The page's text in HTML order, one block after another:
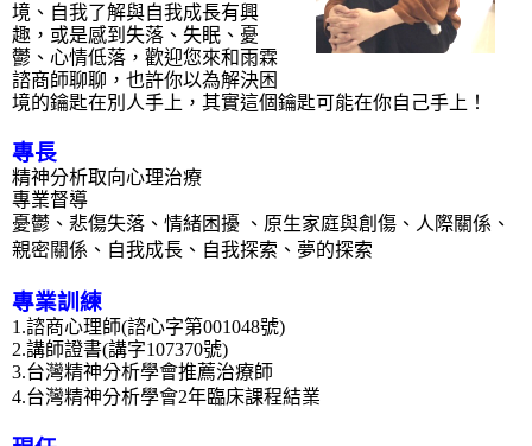
境、自我了解與自我成長有興
趣，或是感到失落、失眠、憂
鬱、心情低落，歡迎您來和雨霖
諮商師聊聊，也許你以為解決困
境的鑰匙在別人手上，其實這個鑰匙可能在你自己手上！
專長
精神分析取向心理治療
專業督導
憂鬱、悲傷失落、情緒困擾 、原生家庭與創傷、人際關係、
親密關係、自我成長、自我探索、夢的探索
專業訓練
1.諮商心理師(諮心字第001048號)
2.講師證書(講字107370號)
3.台灣精神分析學會推薦治療師
4.台灣精神分析學會2年臨床課程結業